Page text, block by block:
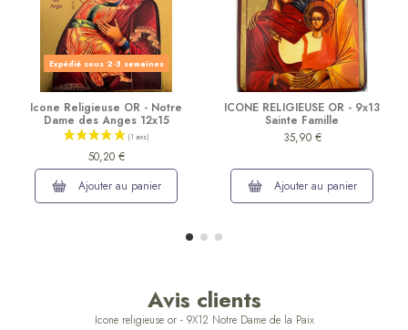
Expédié sous 2-3 semaines
Icone Religieuse OR - Notre
Dame des Anges 12x15
50,20 €
Ajouter au panier
ICONE RELIGIEUSE OR - 9x13
Sainte Famille
35,90 €
Ajouter au panier
Avis clients
Icone religieuse or - 9X12 Notre Dame de la Paix